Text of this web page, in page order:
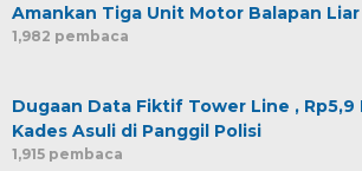
Amankan Tiga Unit Motor Balapan Liar
1,982 pembaca
Dugaan Data Fiktif Tower Line , Rp5,9
Kades Asuli di Panggil Polisi
1,915 pembaca